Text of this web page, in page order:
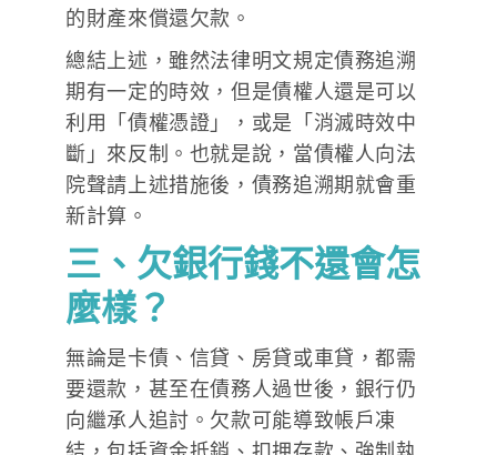
的財產來償還欠款。
總結上述，雖然法律明文規定債務追溯
期有一定的時效，但是債權人還是可以
利用「債權憑證」，或是「消滅時效中
斷」來反制。也就是說，當債權人向法
院聲請上述措施後，債務追溯期就會重
新計算。
三、欠銀行錢不還會怎
麼樣？
無論是卡債、信貸、房貸或車貸，都需
要還款，甚至在債務人過世後，銀行仍
向繼承人追討。欠款可能導致帳戶凍